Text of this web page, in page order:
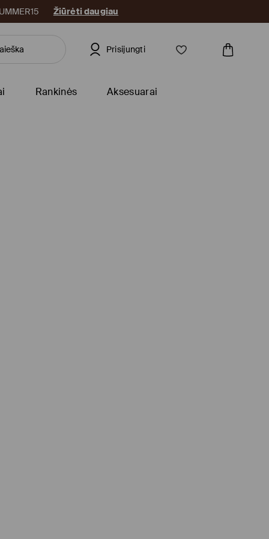
Žiūrėti daugiau
Prisijungti
Rankinės Aksesuarai